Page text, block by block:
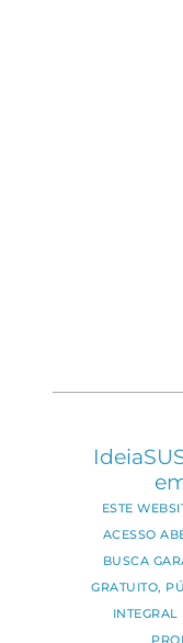
ESTE
ACESSO
BUSCA
GRATUITO,
INTEGRAL